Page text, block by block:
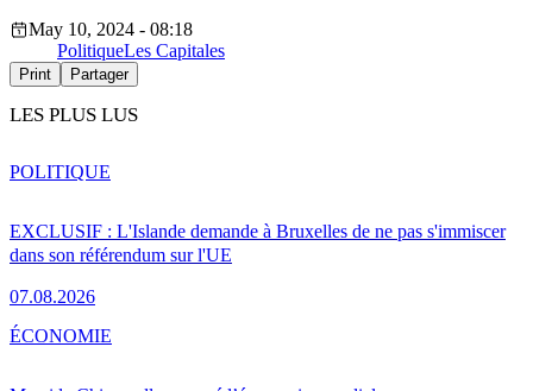
May 10, 2024 - 08:18
PolitiqueLes Capitales
Print Partager
LES PLUS LUS
EXCLUSIF : L'Islande demande à Bruxelles de ne pas s'immiscer
dans son référendum sur l'UE
07.08.2026
POLITIQUE
ÉCONOMIE